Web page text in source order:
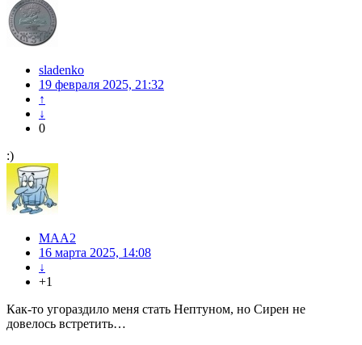
sladenko
19 февраля 2025, 21:32
↑
↓
0
:)
МАА2
16 марта 2025, 14:08
↓
+1
Как-то угораздило меня стать Нептуном, но Сирен не
довелось встретить…